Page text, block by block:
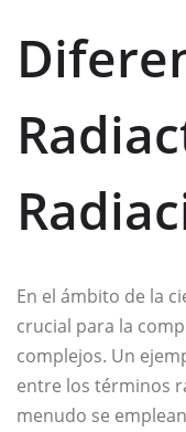
En el ámbito de la
crucial para la
complejos. Un
entre los términos
menudo se